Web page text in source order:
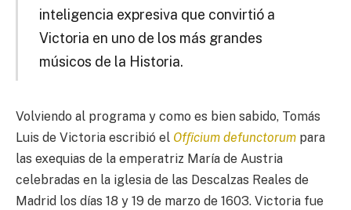
inteligencia expresiva que convirtió a
Victoria en uno de los más grandes
músicos de la Historia.
Volviendo al programa y como es bien sabido, Tomás
Luis de Victoria escribió el Ofﬁcium defunctorum para
las exequias de la emperatriz María de Austria
celebradas en la iglesia de las Descalzas Reales de
Madrid los días 18 y 19 de marzo de 1603. Victoria fue